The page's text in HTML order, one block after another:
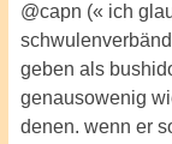
@capn (« ich
geben als
genausowenig
denen. wenn er